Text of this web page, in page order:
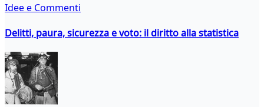
Idee e Commenti
Delitti, paura, sicurezza e voto: il diritto alla statistica